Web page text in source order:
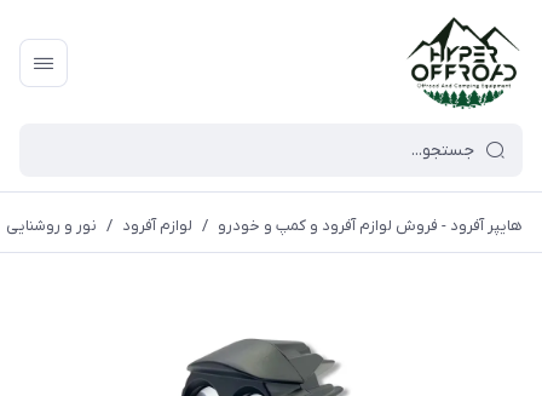
هایپر آفرود - فروش لوازم آفرود و کمپ و خودرو / لوازم آفرود / نور و روشنایی